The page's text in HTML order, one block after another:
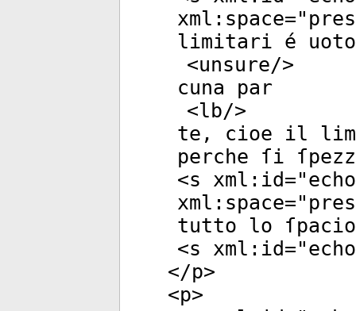
xml:space="
limitari é
<unsure/>
cuna par
<lb/>
te, cioe il
perche ſi
<s xml:id="
xml:space="
tutto lo
<s xml:id="
</p>
<p>